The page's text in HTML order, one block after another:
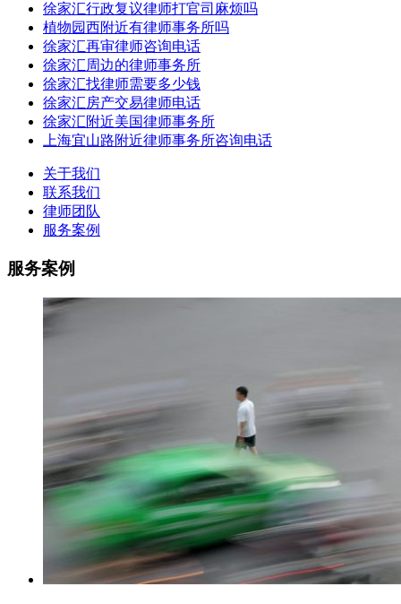
徐家汇行政复议律师打官司麻烦吗
植物园西附近有律师事务所吗
徐家汇再审律师咨询电话
徐家汇周边的律师事务所
徐家汇找律师需要多少钱
徐家汇房产交易律师电话
徐家汇附近美国律师事务所
上海宜山路附近律师事务所咨询电话
关于我们
联系我们
律师团队
服务案例
服务案例